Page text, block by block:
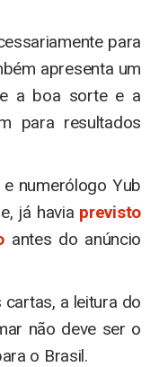
para
apresenta um
a boa sorte e a
para resultados
numerólogo Yub
já havia previsto
antes do anúncio
a leitura do
não deve ser o
o Brasil.